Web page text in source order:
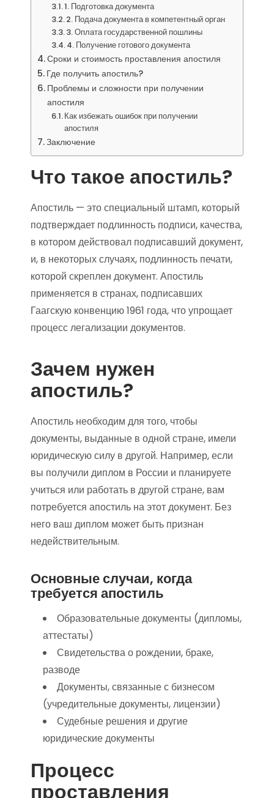
1. Подготовка документа
2. Подача документа в компетентный орган
3. Оплата государственной пошлины
4. Получение готового документа
Сроки и стоимость проставления апостиля
Где получить апостиль?
Проблемы и сложности при получении
апостиля
Как избежать ошибок при получении
апостиля
Заключение
Что такое апостиль?
Апостиль — это специальный штамп, который
подтверждает подлинность подписи, качества,
в котором действовал подписавший документ,
и, в некоторых случаях, подлинность печати,
которой скреплен документ. Апостиль
применяется в странах, подписавших
Гаагскую конвенцию 1961 года, что упрощает
процесс легализации документов.
Зачем нужен
апостиль?
Апостиль необходим для того, чтобы
документы, выданные в одной стране, имели
юридическую силу в другой. Например, если
вы получили диплом в России и планируете
учиться или работать в другой стране, вам
потребуется апостиль на этот документ. Без
него ваш диплом может быть признан
недействительным.
Основные случаи, когда
требуется апостиль
Образовательные документы (дипломы,
аттестаты)
Свидетельства о рождении, браке,
разводе
Документы, связанные с бизнесом
(учредительные документы, лицензии)
Судебные решения и другие
юридические документы
Процесс
проставления